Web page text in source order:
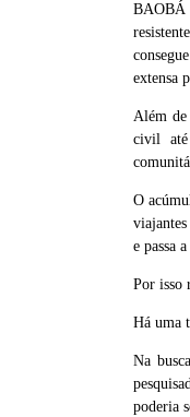
BAOBÁ
extensa
Além de
civil até
O
e passa
Por isso
Há uma
Na
poderia